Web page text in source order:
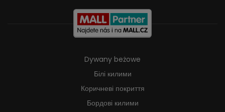
Dywany beżowe
Білі килими
Коричневі покриття
Бордові килими